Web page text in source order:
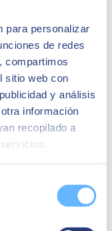
para personalizar
de redes
compartimos
sitio web con
y análisis
información
recopilado a
y Medios de pago de
BP de
día la innovación
1-13, Barcelona) y
donde
aquí